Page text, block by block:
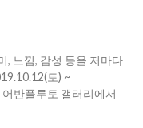
, 느낌, 감성 등을 저마다
토) ~
반플루토 갤러리에서